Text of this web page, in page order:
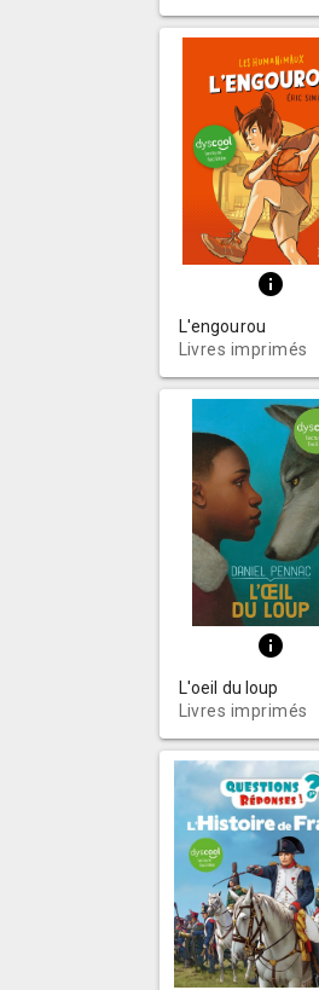
info
L'engourou
Livres imprimés
info
L'oeil du loup
Livres imprimés